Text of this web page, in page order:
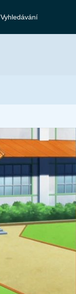
Vyhledávání